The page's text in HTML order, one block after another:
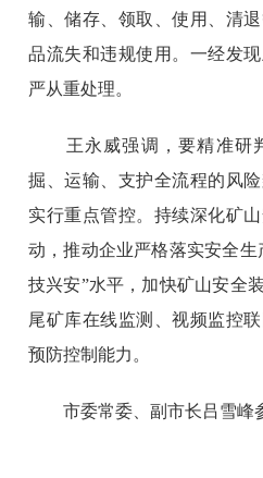
输、储存、领取、使用、清
品流失和违规使用。一经发
严从重处理。
王永威强调，要精准研
掘、运输、支护全流程的风
实行重点管控。持续深化矿
动，推动企业严格落实安全
技兴安”水平，加快矿山安全
尾矿库在线监测、视频监控
预防控制能力。
市委常委、副市长吕雪峰参